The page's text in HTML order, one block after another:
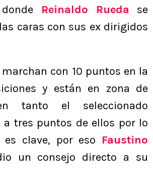
Reinaldo Rueda se
caras con sus ex dirigidos
con 10 puntos en la
y están en zona de
tanto el seleccionado
a tres puntos de ellos por lo
clave, por eso Faustino
un consejo directo a su